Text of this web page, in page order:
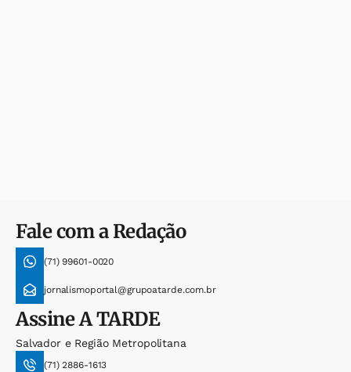
Fale com a Redação
(71) 99601-0020
jornalismoportal@grupoatarde.com.br
AssineA TARDE
Salvador e Região Metropolitana
(71) 2886-1613